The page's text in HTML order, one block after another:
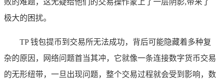
极大的困扰。
TP 钱包提币到交易所无法成功，背后可能隐藏着多种复
杂的原因，网络问题首当其冲，它就像一条连接数字货币交易
的无形纽带，一旦出现问题，整个交易过程就会受到影响，数